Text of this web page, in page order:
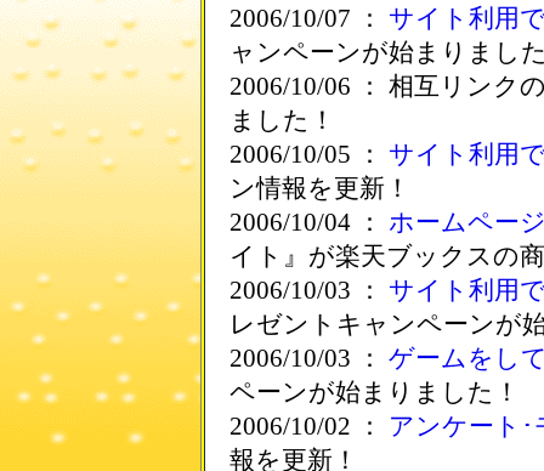
2006/10/07 ： サイト利用
ャンペーンが始まりまし
2006/10/06 ： 相互リンク
ました！
2006/10/05 ： サイト利用
ン情報を更新！
2006/10/04 ： ホームペー
イト』が楽天ブックスの
2006/10/03 ： サイト利用
レゼントキャンペーンが
2006/10/03 ： ゲームをし
ペーンが始まりました！
2006/10/02 ： アンケート
報を更新！